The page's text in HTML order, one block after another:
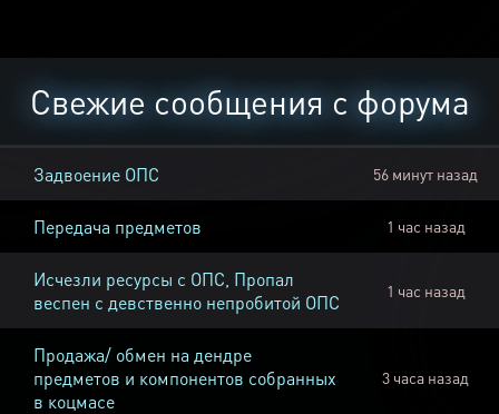
Свежие сообщения с форума
Задвоение ОПС 56 минут назад
Передача предметов 1 час назад
Исчезли ресурсы с ОПС, Пропал
веспен с девственно непробитой ОПС
1 час назад
Продажа/ обмен на дендре
предметов и компонентов собранных
в коцмасе
3 часа назад